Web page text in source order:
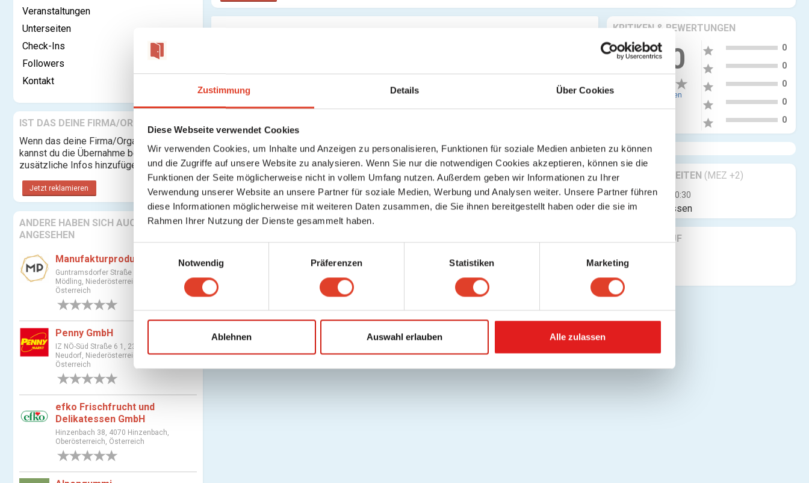
Zustimmung Details Über Cookies
Diese Webseite verwendet Cookies
Wir verwenden Cookies, um Inhalte und Anzeigen zu personalisieren, Funktionen für soziale Medien anbieten zu können
und die Zugriffe auf unsere Website zu analysieren. Wenn Sie nur die notwendigen Cookies akzeptieren, können sie die
Funktionen der Seite möglicherweise nicht in vollem Umfang nutzen. Außerdem geben wir Informationen zu Ihrer
Verwendung unserer Website an unsere Partner für soziale Medien, Werbung und Analysen weiter. Unsere Partner führen
diese Informationen möglicherweise mit weiteren Daten zusammen, die Sie ihnen bereitgestellt haben oder die sie im
Rahmen Ihrer Nutzung der Dienste gesammelt haben.
i
l
i
g
n
g
s
a
Notwendig Präferenzen Statistiken Marketing
Ablehnen Auswahl erlauben Alle zulassen
Veranstaltungen
Unterseiten
Check-Ins
Followers
Kontakt
IST DAS DEINE FIRMA/ORGANISATION?
Wenn das deine Firma/Organisation ist,
kannst du die Übernahme beantragen und
zusätzliche Infos hinzufügen.
Jetzt reklamieren
ANDERE HABEN SICH AUCH
ANGESEHEN
Manufakturprodukte
Guntramsdorfer Straße 4a, 2340
Mödling, Niederösterreich,
Österreich
Penny GmbH
IZ NÖ-Süd Straße 6 1, 2351 Wiener
Neudorf, Niederösterreich,
Österreich
efko Frischfrucht und
Delikatessen GmbH
Hinzenbach 38, 4070 Hinzenbach,
Oberösterreich, Österreich
KRITIKEN & BEWERTUNGEN
0.00
0 Bewertungen
star 0
star 0
star 0
star 0
star 0
GESCHÄFTSZEITEN (MEZ +2)
Mo 00:00 - 00:30
Jetzt geschlossen
FINDE UNS AUF